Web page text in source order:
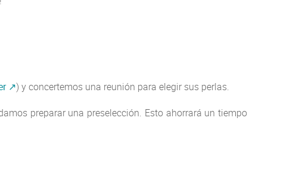
) y concertemos una reunión para elegir sus perlas.
preparar una preselección. Esto ahorrará un tiempo